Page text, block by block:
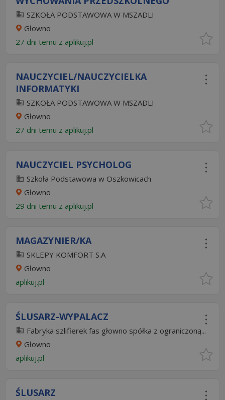
SZKOŁA PODSTAWOWA W MSZADLI
Głowno
27 dni temu z aplikuj.pl
NAUCZYCIEL/NAUCZYCIELKA
INFORMATYKI
SZKOŁA PODSTAWOWA W MSZADLI
Głowno
27 dni temu z aplikuj.pl
NAUCZYCIEL PSYCHOLOG
Szkoła Podstawowa w Oszkowicach
Głowno
29 dni temu z aplikuj.pl
MAGAZYNIER/KA
SKLEPY KOMFORT S.A
Głowno
aplikuj.pl
ŚLUSARZ-WYPALACZ
Fabryka szlifierek fas głowno spółka z ograniczoną...
Głowno
aplikuj.pl
ŚLUSARZ